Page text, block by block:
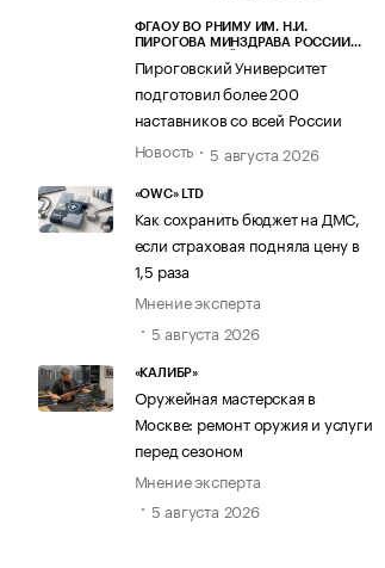
ФГАОУ ВО РНИМУ ИМ. Н.И.
ПИРОГОВА МИНЗДРАВА РОССИИ
Пироговский Университет
подготовил более 200
наставников со всей России
Новость
5 августа 2026
«OWC» LTD
Как сохранить бюджет на ДМС,
если страховая подняла цену в
1,5 раза
Мнение эксперта
5 августа 2026
«КАЛИБР»
Оружейная мастерская в
Москве: ремонт оружия и услуги
перед сезоном
Мнение эксперта
5 августа 2026